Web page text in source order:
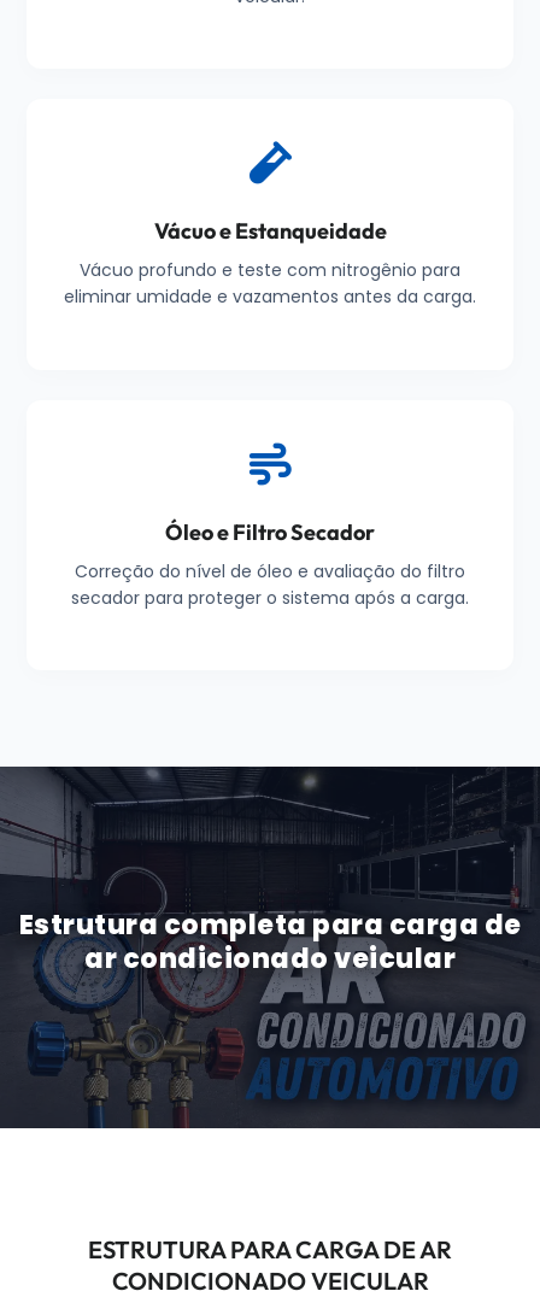
Vácuo e Estanqueidade
Vácuo profundo e teste com nitrogênio para
eliminar umidade e vazamentos antes da carga.
Óleo e Filtro Secador
Correção do nível de óleo e avaliação do filtro
secador para proteger o sistema após a carga.
Estrutura completa para carga de
ar condicionado veicular
ESTRUTURA PARA CARGA DE AR
CONDICIONADO VEICULAR